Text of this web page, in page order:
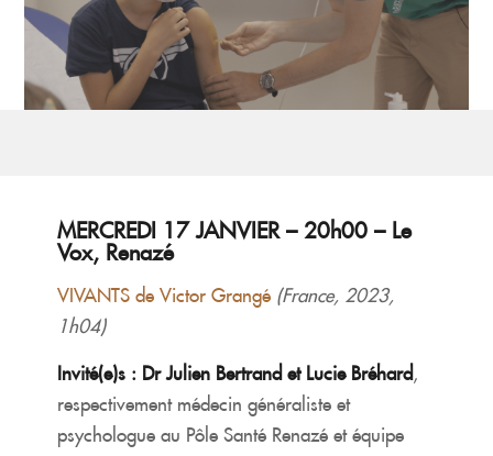
MERCREDI 17 JANVIER – 20h00 – Le
Vox, Renazé
VIVANTS de Victor Grangé (France, 2023,
1h04)
Invité(e)s : Dr Julien Bertrand et Lucie Bréhard,
respectivement médecin généraliste et
psychologue au Pôle Santé Renazé et équipe